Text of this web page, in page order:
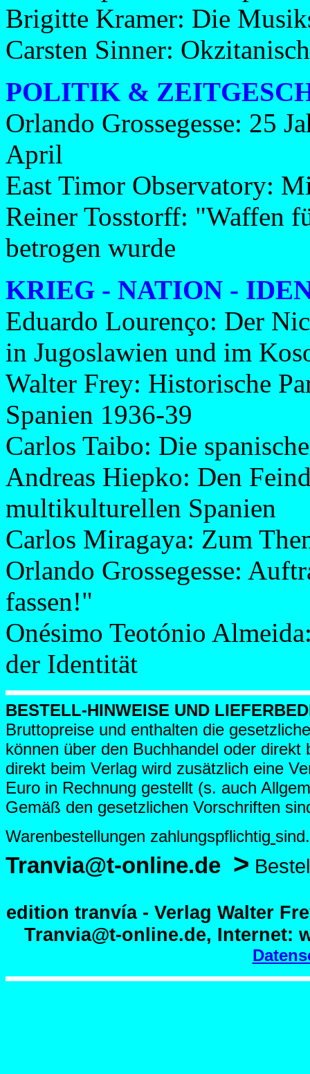
Brigitte Kramer: Die
Carsten Sinner:
POLITIK &
Orlando Grossegesse: 25
April
East Timor Observatory:
Reiner Tosstorff: "Waffen
betrogen wurde
KRIEG - NATION -
Eduardo Lourenço: Der
in Jugoslawien und im
Walter Frey: Historische
Spanien 1936-39
Carlos Taibo: Die
Andreas Hiepko: Den
multikulturellen Spanien
Carlos Miragaya: Zum
Orlando Grossegesse:
fassen!"
Onésimo Teotónio
der Identität
BESTELL-HINWEISE UND
Bruttopreise und enthalten die
können über den Buchhandel oder
direkt beim Verlag wird zusätzlich eine
Euro in Rechnung gestellt (s. auch Allg
Gemäß den gesetzlichen Vorschriften
Warenbestellungen zahlungspflichtig
Tranvia@t-online.de >
edition tranvía - Verlag Walter
Tranvia@t-online.de, Internet: